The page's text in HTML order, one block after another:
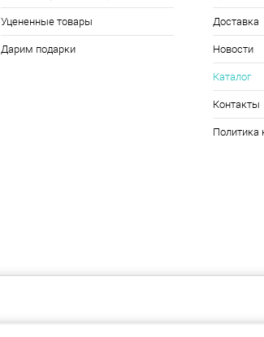
Уцененные товары
Дарим подарки
Доставка
Новости
Каталог
Контакты
Политика